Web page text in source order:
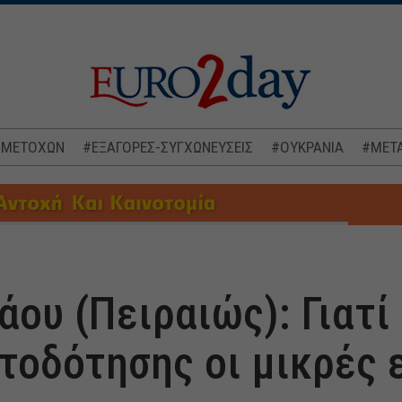
ΜΕΤΟΧΩΝ #ΕΞΑΓΟΡΕΣ-ΣΥΓΧΩΝΕΥΣΕΙΣ #ΟΥΚΡΑΝΙΑ
(Πειραιώς):
οι μικρές